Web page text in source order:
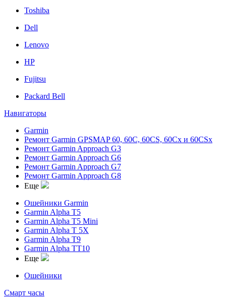
Toshiba
Dell
Lenovo
HP
Fujitsu
Packard Bell
Навигаторы
Garmin
Ремонт Garmin GPSMAP 60, 60C, 60CS, 60Cx и 60CSx
Ремонт Garmin Approach G3
Ремонт Garmin Approach G6
Ремонт Garmin Approach G7
Ремонт Garmin Approach G8
Еще
Ошейники Garmin
Garmin Alpha T5
Garmin Alpha T5 Mini
Garmin Alpha T 5X
Garmin Alpha T9
Garmin Alpha TT10
Еще
Ошейники
Смарт часы